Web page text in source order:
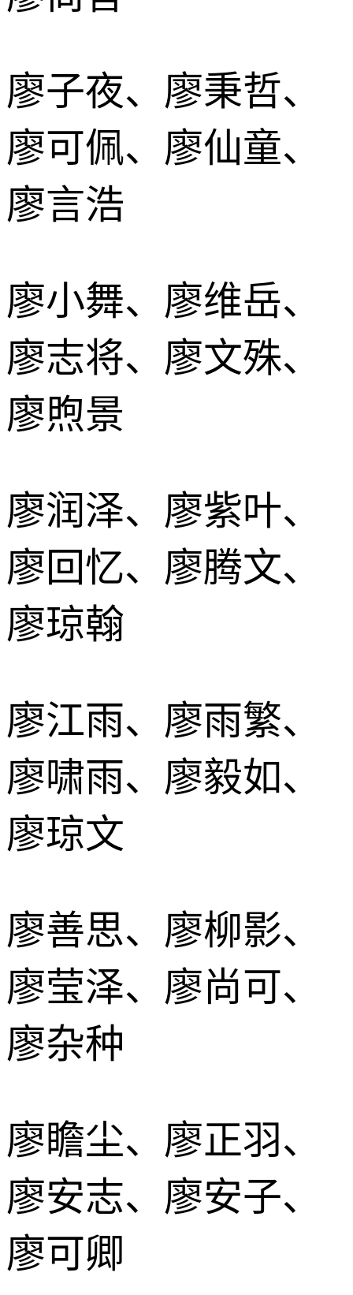
廖子夜、廖秉哲、
廖可佩、廖仙童、
廖言浩
廖小舞、廖维岳、
廖志将、廖文殊、
廖煦景
廖润泽、廖紫叶、
廖回忆、廖腾文、
廖琼翰
廖江雨、廖雨繁、
廖啸雨、廖毅如、
廖琼文
廖善思、廖柳影、
廖莹泽、廖尚可、
廖杂种
廖瞻尘、廖正羽、
廖安志、廖安子、
廖可卿